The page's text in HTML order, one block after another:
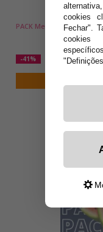
PACK Meloso MINI
-41%
cookies
Fechar".
cookies